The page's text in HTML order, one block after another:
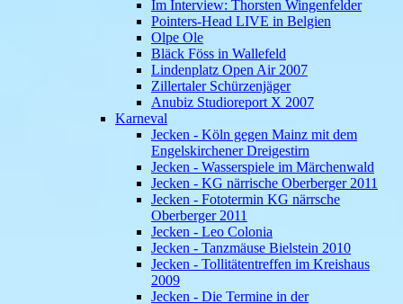
Im Interview: Thorsten Wingenfelder
Pointers-Head LIVE in Belgien
Olpe Ole
Bläck Föss in Wallefeld
Lindenplatz Open Air 2007
Zillertaler Schürzenjäger
Anubiz Studioreport X 2007
Karneval
Jecken - Köln gegen Mainz mit dem
Engelskirchener Dreigestirn
Jecken - Wasserspiele im Märchenwald
Jecken - KG närrische Oberberger 2011
Jecken - Fototermin KG närrsche
Oberberger 2011
Jecken - Leo Colonia
Jecken - Tanzmäuse Bielstein 2010
Jecken - Tollitätentreffen im Kreishaus
2009
Jecken - Die Termine in der